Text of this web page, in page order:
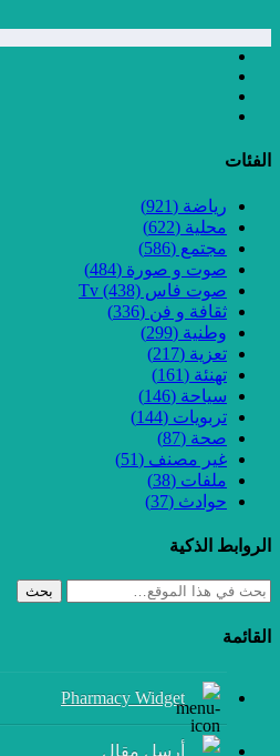
الفئات
رياضة (921)
محلية (622)
مجتمع (586)
صوت و صورة (484)
صوت فاس Tv (438)
ثقافة و فن (336)
وطنية (299)
تعزية (217)
تهنئة (161)
سياحة (146)
تربويات (144)
صحة (87)
غير مصنف (51)
ملفات (38)
حوادث (37)
الروابط الذكية
بحث
القائمة
Pharmacy Widget
أرسل مقال